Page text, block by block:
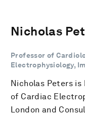
Nicholas
Professor of
Electrophysiology,
Nicholas Peters is
of Cardiac
London and